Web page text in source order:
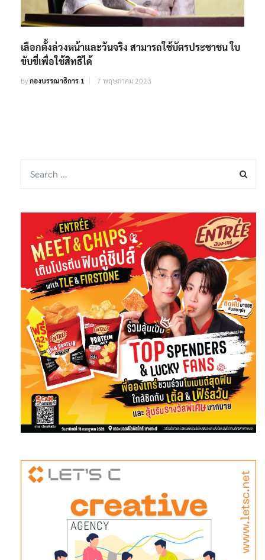
เลือกตั้งล่วงหน้าและวันจริง สามารถใช้บัตรประชาชน ใบ
ขับขี่เพื่อใช้สิทธิได้
Byกองบรรณาธิการ 1 7 พฤษภาคม 2023